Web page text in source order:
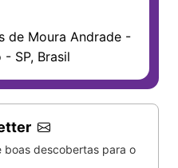
de Moura Andrade -
- SP, Brasil
boas descobertas para o